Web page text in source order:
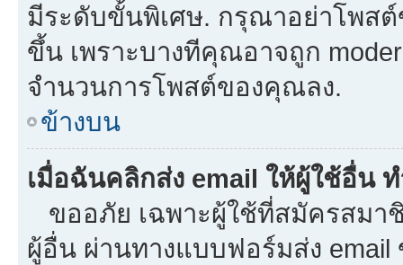
มีระดับขั้นพิเศษ. กรุณาอย่าโพส
ขึ้น เพราะบางทีคุณอาจถูก
จำนวนการโพสต์ของคุณลง.
ข้างบน
เมื่อฉันคลิกส่ง email ให้ผู้ใช้อื่น
ขออภัย เฉพาะผู้ใช้ที่สมัครสมา
ผู้อื่น ผ่านทางแบบฟอร์มส่ง